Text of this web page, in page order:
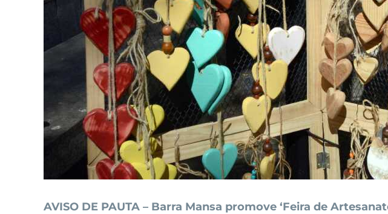
AVISO DE PAUTA – Barra Mansa promove ‘Feira de